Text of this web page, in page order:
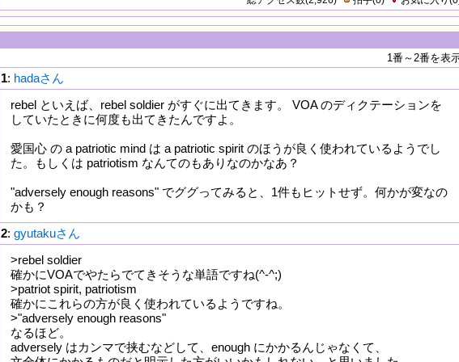
1番～2番を表
1: hadaさん
rebel といえば、rebel soldier がすぐに出てきます。 VOA のディクテーションを
していたときに何度も出てきたんですよ。
愛国心 の a patriotic mind は a patriotic spirit のほうが良く使われているようでし
た。もしくは patriotism なんてのもありなのかなあ？
"adversely enough reasons" でググってみると、1件もヒットせず。何かが変なの
かも？
2: gyutakuさん
>rebel soldier
確かにVOAでやたらでてきそうな単語ですね(^-^;)
>patriot spirit, patriotism
確かにこれらの方が良く使われているようですね。
>"adversely enough reasons"
なるほど。
adversely はカンマで挟むなどして、enough にかかるんじゃなくて、